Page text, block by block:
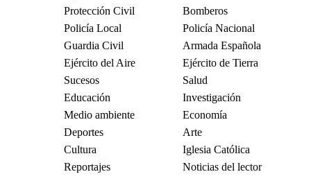
Protección Civil
Bomberos
Policía Local
Policía Nacional
Guardia Civil
Armada Española
Ejército del Aire
Ejército de Tierra
Sucesos
Salud
Educación
Investigación
Medio ambiente
Economía
Deportes
Arte
Cultura
Iglesia Católica
Reportajes
Noticias del lector